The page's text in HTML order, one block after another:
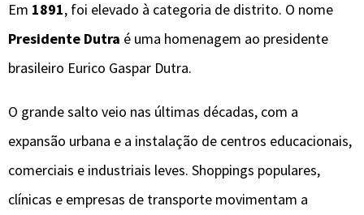
Em 1891, foi elevado à categoria de distrito. O nome
Presidente Dutra é uma homenagem ao presidente
brasileiro Eurico Gaspar Dutra.
O grande salto veio nas últimas décadas, com a
expansão urbana e a instalação de centros educacionais,
comerciais e industriais leves. Shoppings populares,
clínicas e empresas de transporte movimentam a